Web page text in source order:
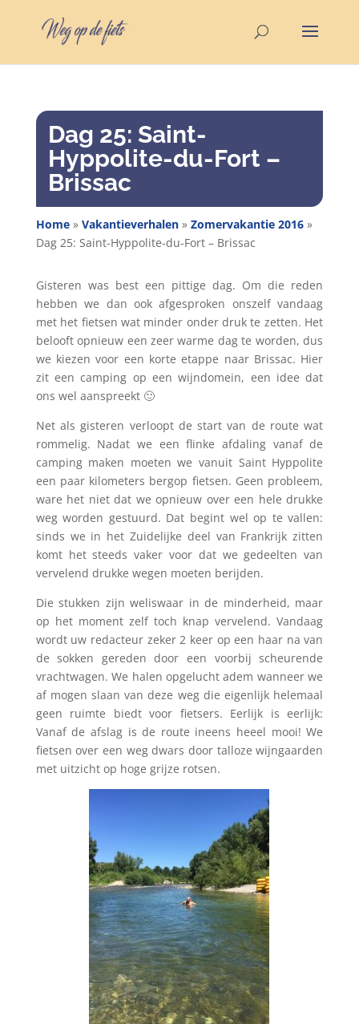
Dag 25: Saint-
Hyppolite-du-Fort –
Brissac
Home» Vakantieverhalen» Zomervakantie 2016»
Dag 25: Saint-Hyppolite-du-Fort – Brissac
Gisteren was best een pittige dag. Om die reden
hebben we dan ook afgesproken onszelf vandaag
met het fietsen wat minder onder druk te zetten. Het
belooft opnieuw een zeer warme dag te worden, dus
we kiezen voor een korte etappe naar Brissac. Hier
zit een camping op een wijndomein, een idee dat
ons wel aanspreekt 🙂
Net als gisteren verloopt de start van de route wat
rommelig. Nadat we een flinke afdaling vanaf de
camping maken moeten we vanuit Saint Hyppolite
een paar kilometers bergop fietsen. Geen probleem,
ware het niet dat we opnieuw over een hele drukke
weg worden gestuurd. Dat begint wel op te vallen:
sinds we in het Zuidelijke deel van Frankrijk zitten
komt het steeds vaker voor dat we gedeelten van
vervelend drukke wegen moeten berijden.
Die stukken zijn weliswaar in de minderheid, maar
op het moment zelf toch knap vervelend. Vandaag
wordt uw redacteur zeker 2 keer op een haar na van
de sokken gereden door een voorbij scheurende
vrachtwagen. We halen opgelucht adem wanneer we
af mogen slaan van deze weg die eigenlijk helemaal
geen ruimte biedt voor fietsers. Eerlijk is eerlijk:
Vanaf de afslag is de route ineens heeel mooi! We
fietsen over een weg dwars door talloze wijngaarden
met uitzicht op hoge grijze rotsen.